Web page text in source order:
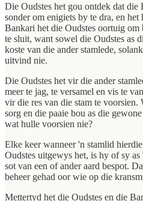
Die Oudstes het gou ontdek dat
sonder om enigiets by te dra, en
Bankari het die Oudstes oortuig
te sluit, want sowel die Oudstes as
koste van die ander stamlede,
uitvind nie.
Die Oudstes het vir die ander
meer te jag, te versamel en vis te
vir die res van die stam te voorsien.
sorg en die paaie bou as die
wat hulle voorsien nie?
Elke keer wanneer 'n stamlid
Oudstes uitgewys het, is hy of sy
sot van een of ander aard bespot.
beheer gehad oor wie op die
Mettertyd het die Oudstes en die